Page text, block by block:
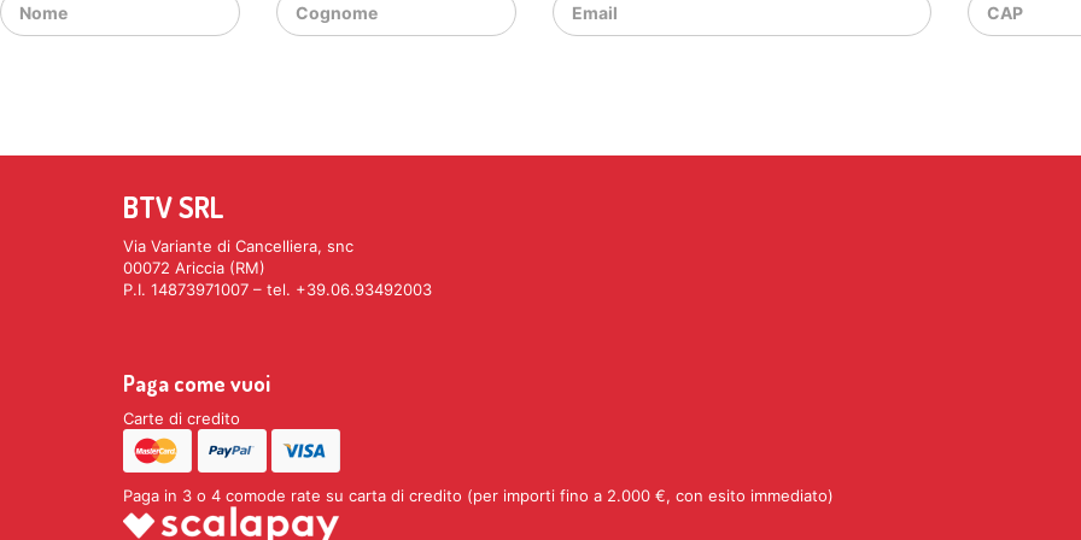
BTV SRL
Via Variante di Cancelliera, snc
00072 Ariccia (RM)
P.I. 14873971007 – tel. +39.06.93492003
Paga come vuoi
Carte di credito
Paga in 3 o 4 comode rate su carta di credito (per importi fino a 2.000 €, con esito immediato)